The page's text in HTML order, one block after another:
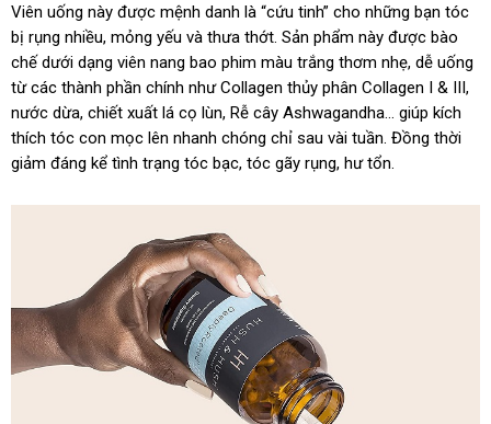
Viên uống này được mệnh danh là “cứu tinh” cho những bạn tóc
bị rụng nhiều, mỏng yếu và thưa thớt. Sản phẩm này được bào
chế dưới dạng viên nang bao phim màu trắng thơm nhẹ, dễ uống
từ các thành phần chính như Collagen thủy phân Collagen I & III,
nước dừa, chiết xuất lá cọ lùn, Rễ cây Ashwagandha… giúp kích
thích tóc con mọc lên nhanh chóng chỉ sau vài tuần. Đồng thời
giảm đáng kể tình trạng tóc bạc, tóc gãy rụng, hư tổn.